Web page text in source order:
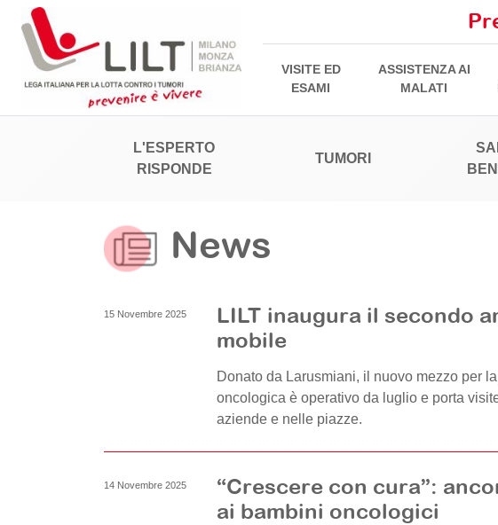
VISITE ED
ESAMI
ASSISTENZA AI
MALATI
L'ESPERTO
RISPONDE
TUMORI
News
15 Novembre 2025
LILT inaugura il secondo
mobile
Donato da Larusmiani, il nuovo mezzo per
oncologica è operativo da luglio e porta
aziende e nelle piazze.
14 Novembre 2025
“Crescere con cura”:
ai bambini oncologici